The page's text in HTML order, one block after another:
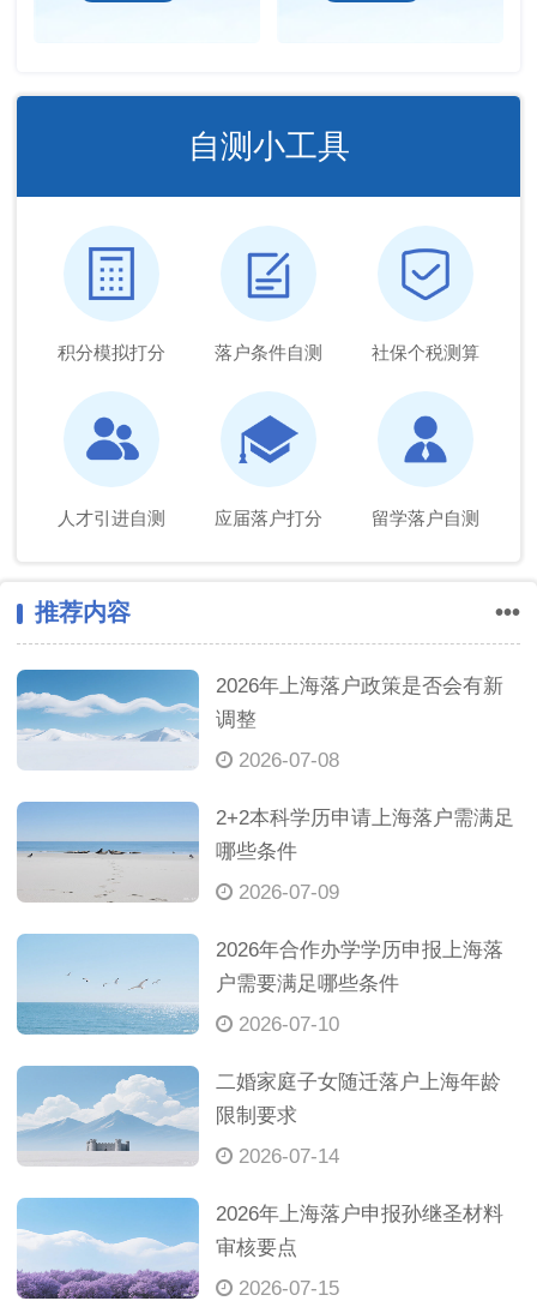
自测小工具
积分模拟打分 落户条件自测 社保个税测算
人才引进自测 应届落户打分 留学落户自测
推荐内容 •••
2026年上海落户政策是否会有新
调整
2026-07-08
2+2本科学历申请上海落户需满足
哪些条件
2026-07-09
2026年合作办学学历申报上海落
户需要满足哪些条件
2026-07-10
二婚家庭子女随迁落户上海年龄
限制要求
2026-07-14
2026年上海落户申报孙继圣材料
审核要点
2026-07-15